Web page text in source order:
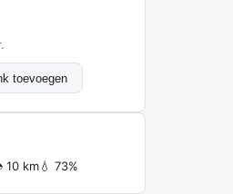
toevoegen
10 km💧 73%